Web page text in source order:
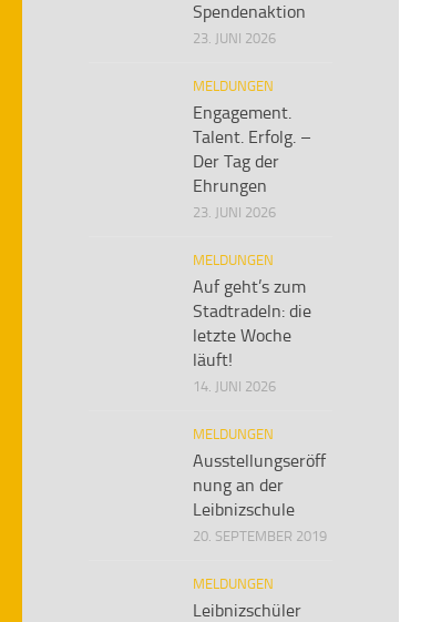
Spendenaktion
23. JUNI 2026
MELDUNGEN
Engagement.
Talent. Erfolg. –
Der Tag der
Ehrungen
23. JUNI 2026
MELDUNGEN
Auf geht’s zum
Stadtradeln: die
letzte Woche
läuft!
14. JUNI 2026
MELDUNGEN
Ausstellungseröff
nung an der
Leibnizschule
20. SEPTEMBER 2019
MELDUNGEN
Leibnizschüler